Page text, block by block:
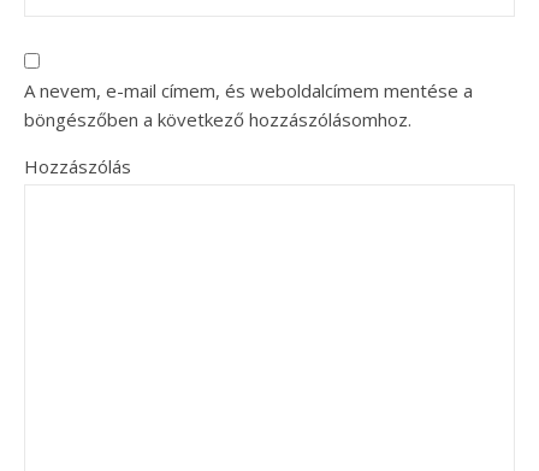
A nevem, e-mail címem, és weboldalcímem mentése a
böngészőben a következő hozzászólásomhoz.
Hozzászólás